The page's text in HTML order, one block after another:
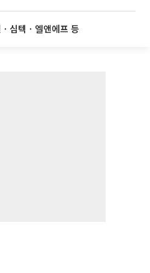
심텍ㆍ엘앤에프 등